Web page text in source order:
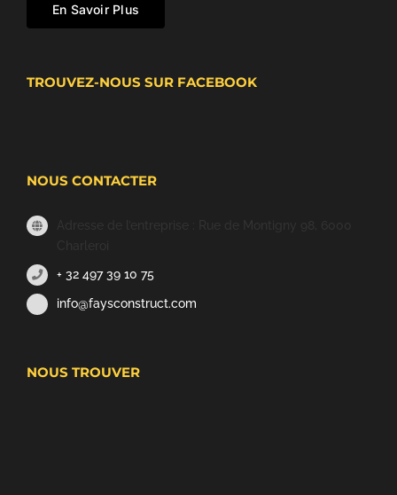
En Savoir Plus
TROUVEZ-NOUS SUR FACEBOOK
NOUS CONTACTER
+ 32 497 39 10 75
info@faysconstruct.com
NOUS TROUVER